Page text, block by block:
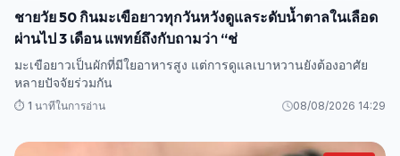
ชายวัย 50 กินมะเขือยาวทุกวันหวังดูแลระดับน้ำตาลในเลือด
ผ่านไป 3 เดือน แพทย์ถึงกับถามว่า “ช่
มะเขือยาวเป็นผักที่มีใยอาหารสูง แต่การดูแลเบาหวานยังต้องอาศัย
หลายปัจจัยร่วมกัน
⏱️ 1 นาทีในการอ่าน 08/08/2026 14:29